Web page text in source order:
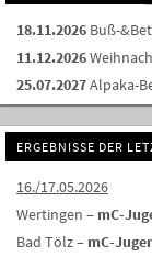
18.11.2026 Buß-
11.12.2026
25.07.2027Alpaka-
ERGEBNISSE DER
16./17.05.2026
Wertingen – mC-
Bad Tölz – mC-